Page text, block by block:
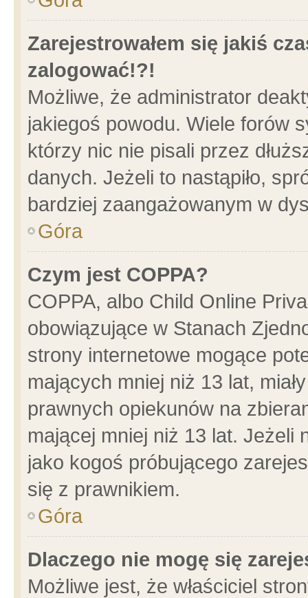
Zarejestrowałem się jakiś
zalogować!?!
Możliwe, że administrator
jakiegoś powodu. Wiele forów
którzy nic nie pisali przez
danych. Jeżeli to nastąpiło,
bardziej zaangażowanym w
Góra
Czym jest COPPA?
COPPA, albo Child Online
obowiązujące w Stanach
strony internetowe mogące
mających mniej niż 13 lat,
prawnych opiekunów na
mającej mniej niż 13 lat. Jeżeli
jako kogoś próbującego
się z prawnikiem.
Góra
Dlaczego nie mogę się
Możliwe jest, że właściciel